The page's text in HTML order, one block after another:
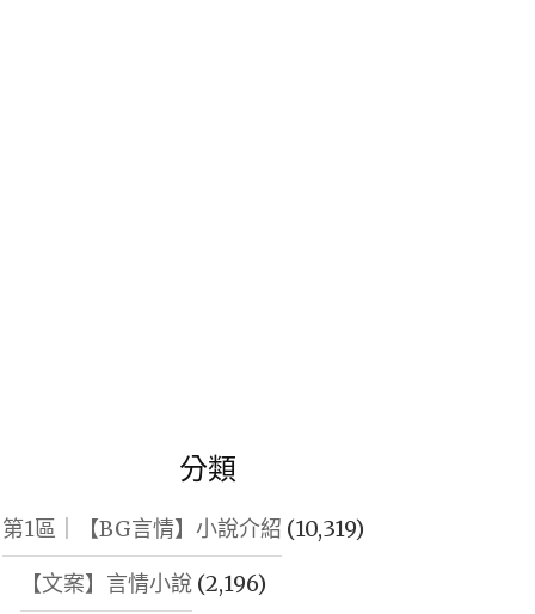
分類
第1區｜【BG言情】小說介紹 (10,319)
【文案】言情小說(2,196)